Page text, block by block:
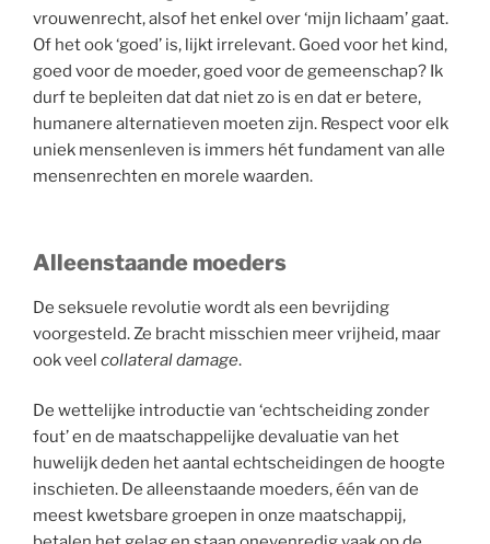
vrouwenrecht, alsof het enkel over ‘mijn lichaam’ gaat.
Of het ook ‘goed’ is, lijkt irrelevant. Goed voor het kind,
goed voor de moeder, goed voor de gemeenschap? Ik
durf te bepleiten dat dat niet zo is en dat er betere,
humanere alternatieven moeten zijn. Respect voor elk
uniek mensenleven is immers hét fundament van alle
mensenrechten en morele waarden.
Alleenstaande moeders
De seksuele revolutie wordt als een bevrijding
voorgesteld. Ze bracht misschien meer vrijheid, maar
ook veel collateral damage.
De wettelijke introductie van ‘echtscheiding zonder
fout’ en de maatschappelijke devaluatie van het
huwelijk deden het aantal echtscheidingen de hoogte
inschieten. De alleenstaande moeders, één van de
meest kwetsbare groepen in onze maatschappij,